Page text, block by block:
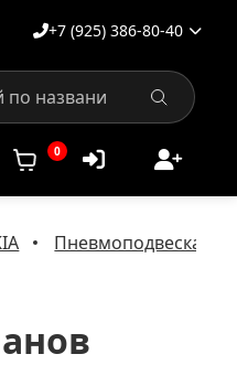
+7 (925) 386-80-40
0
Пневмоподвеска на